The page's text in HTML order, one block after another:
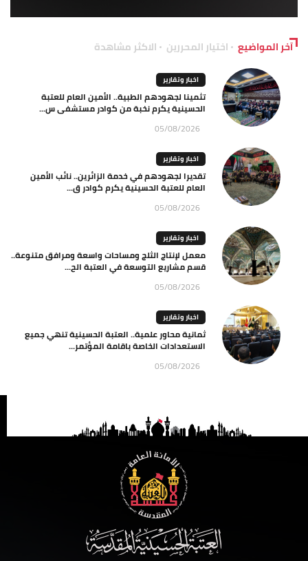
آخر المواضيع اختيار المحررين الاكثر مشاهدة
اخبار وتقارير
تثمينا لجهودهم الطبية.. الأمين العام للعتبة
الحسينية يكرم نخبة من كوادر مستشفى س...
05/08/2026
اخبار وتقارير
تقديرا لجهودهم في خدمة الزائرين.. نائب الأمين
العام للعتبة الحسينية يكرم كوادر ق...
05/08/2026
اخبار وتقارير
معمل لإنتاج الثلج ومساحات واسعة ومرافق متنوعة..
قسم مشاريع التوسعة في العتبة الح...
05/08/2026
اخبار وتقارير
ثمانية محاور علمية.. العتبة الحسينية تنهي جميع
الاستعدادات الخاصة باقامة المؤتمر...
05/08/2026